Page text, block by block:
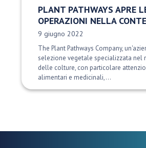
PLANT PATHWAYS APRE
OPERAZIONI NELLA
Data di pubblicazione:
9 giugno 2022
The Plant Pathways Company,
selezione vegetale specializzata nel
delle colture, con particolare
alimentari e medicinali,...